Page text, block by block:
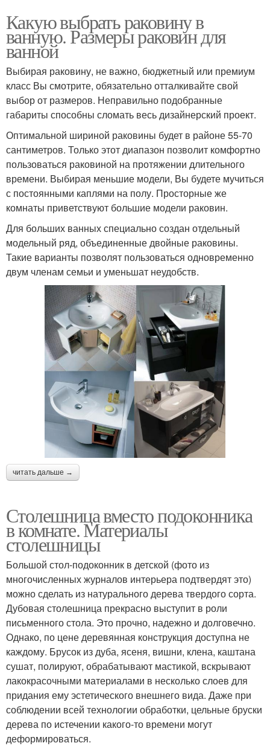
Какую выбрать раковину в
ванную. Размеры раковин для
ванной
Выбирая раковину, не важно, бюджетный или премиум
класс Вы смотрите, обязательно отталкивайте свой
выбор от размеров. Неправильно подобранные
габариты способны сломать весь дизайнерский проект.
Оптимальной шириной раковины будет в районе 55-70
сантиметров. Только этот диапазон позволит комфортно
пользоваться раковиной на протяжении длительного
времени. Выбирая меньшие модели, Вы будете мучиться
с постоянными каплями на полу. Просторные же
комнаты приветствуют большие модели раковин.
Для больших ванных специально создан отдельный
модельный ряд, объединенные двойные раковины.
Такие варианты позволят пользоваться одновременно
двум членам семьи и уменьшат неудобств.
читать дальше →
Столешница вместо подоконника
в комнате. Материалы
столешницы
Большой стол-подоконник в детской (фото из
многочисленных журналов интерьера подтвердят это)
можно сделать из натурального дерева твердого сорта.
Дубовая столешница прекрасно выступит в роли
письменного стола. Это прочно, надежно и долговечно.
Однако, по цене деревянная конструкция доступна не
каждому. Брусок из дуба, ясеня, вишни, клена, каштана
сушат, полируют, обрабатывают мастикой, вскрывают
лакокрасочными материалами в несколько слоев для
придания ему эстетического внешнего вида. Даже при
соблюдении всей технологии обработки, цельные бруски
дерева по истечении какого-то времени могут
деформироваться.